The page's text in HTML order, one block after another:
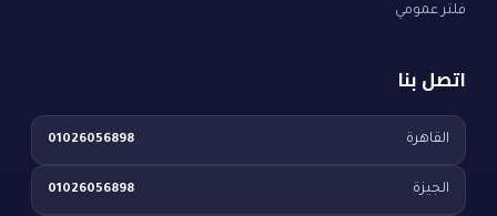
فلتر عمومي
اتصل بنا
القاهرة 01026056898
الجيزة 01026056898